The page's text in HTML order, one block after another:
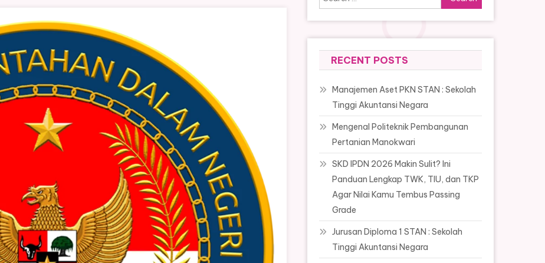
for:
RECENT POSTS
Manajemen Aset PKN STAN : Sekolah
Tinggi Akuntansi Negara
Mengenal Politeknik Pembangunan
Pertanian Manokwari
SKD IPDN 2026 Makin Sulit? Ini
Panduan Lengkap TWK, TIU, dan TKP
Agar Nilai Kamu Tembus Passing
Grade
Jurusan Diploma 1 STAN : Sekolah
Tinggi Akuntansi Negara